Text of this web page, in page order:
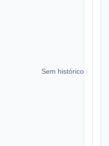
Sem histórico de